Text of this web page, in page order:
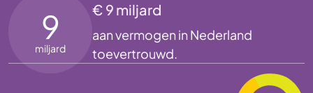
9
miljard
€ 9 miljard
aan vermogen in Nederland
toevertrouwd.